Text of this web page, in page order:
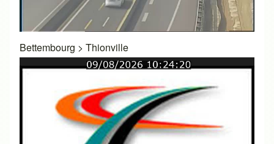
Bettembourg > Thionville